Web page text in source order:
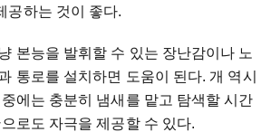
공하는 것이 좋다.
본능을 발휘할 수 있는 장난감이나 노
통로를 설치하면 도움이 된다. 개 역시
에는 충분히 냄새를 맡고 탐색할 시간
로도 자극을 제공할 수 있다.